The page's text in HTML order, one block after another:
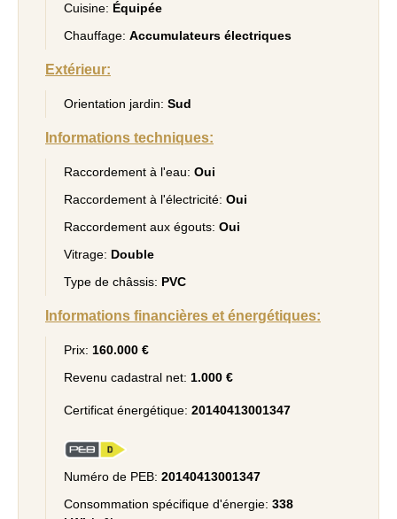
Cuisine: Équipée
Chauffage: Accumulateurs électriques
Extérieur:
Orientation jardin: Sud
Informations techniques:
Raccordement à l'eau: Oui
Raccordement à l'électricité: Oui
Raccordement aux égouts: Oui
Vitrage: Double
Type de châssis: PVC
Informations financières et énergétiques:
Prix: 160.000 €
Revenu cadastral net: 1.000 €
Certificat énergétique: 20140413001347
Numéro de PEB: 20140413001347
Consommation spécifique d'énergie: 338